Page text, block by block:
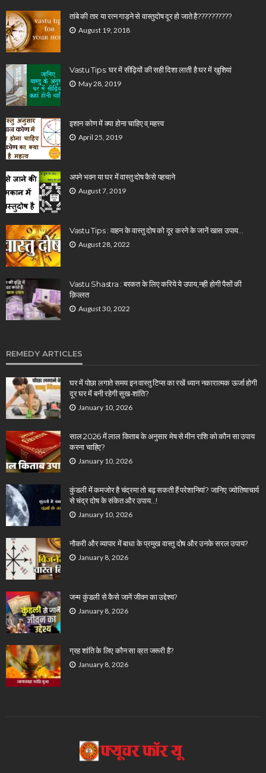
तांबे की तार या रत्न गाड़ने से वास्तुदोष दूर हो जाते है??????????
August 19, 2018
Vastu Tips: घर में सीढ़ियों की सही दिशा लाती है घर में खुशियां
May 28, 2019
इशान कोण में क्या होना चाहिए व् महत्त्व
April 25, 2019
अपने भवन या घर में वास्तु दोष कैसे पहचाने
August 7, 2019
Vastu Tips : वाहन के वास्तु दोष को दूर करने के जानें खास उपाय…
August 28, 2022
Vastu Shastra : बरकत के लिए करिये ये उपाय,नही होगी पैसों की
क़िल्लत
August 30, 2022
REMEDY ARTICLES
घर में पोछा लगाते समय इन वास्तु टिप्स का रखें ध्यान नकारात्मक ऊर्जा होगी
दूर घर में बनी रहेगी सुख-शांति?
January 10, 2026
साल 2026 में लाल किताब के अनुसार मेष से मीन राशि को कौन सा उपाय
करना चाहिए?
January 10, 2026
कुंडली में कमजोर है चंद्रमा तो बढ़ सकती हैं परेशानियां? जानिए ज्योतिषाचार्य
से चंद्र दोष के संकेत और उपाय…!
January 10, 2026
नौकरी और व्यापार में बाधा के प्रमुख वास्तु दोष और उनके सरल उपाय?
January 8, 2026
जन्म कुंडली से कैसे जानें जीवन का उद्देश्य?
January 8, 2026
ग्रह शांति के लिए कौन सा व्रत जरूरी है?
January 8, 2026